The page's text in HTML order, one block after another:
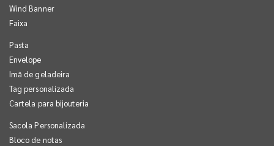
Wind Banner
Faixa
Pasta
Envelope
Imã de geladeira
Tag personalizada
Cartela para bijouteria
Sacola Personalizada
Bloco de notas